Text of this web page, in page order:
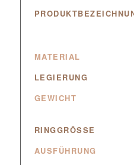
MATERIAL
LEGIERUNG
GEWICHT
RINGGRÖSSE
AUSFÜHRUNG